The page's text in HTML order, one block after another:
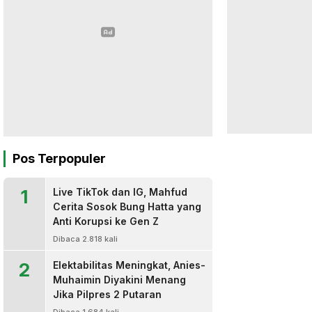
Pos Terpopuler
1
Live TikTok dan IG, Mahfud
Cerita Sosok Bung Hatta yang
Anti Korupsi ke Gen Z
Dibaca 2.818 kali
2
Elektabilitas Meningkat, Anies-
Muhaimin Diyakini Menang
Jika Pilpres 2 Putaran